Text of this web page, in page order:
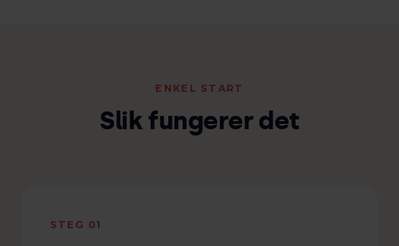
ENKEL START
Slik fungerer det
STEG 01